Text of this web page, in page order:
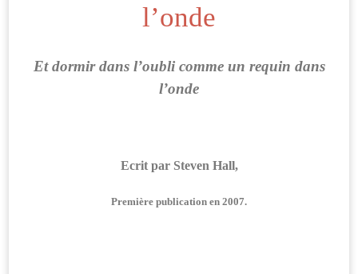
l’onde
Et dormir dans l’oubli comme un requin dans
l’onde
Ecrit par Steven Hall,
Première publication en 2007.